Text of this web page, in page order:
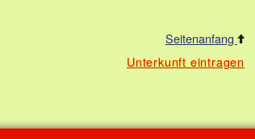
Seitenanfang
Unterkunft eintragen